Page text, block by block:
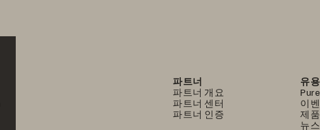
파트너
파트너 개요
파트너 센터
파트너 인증
유
이
제
뉴